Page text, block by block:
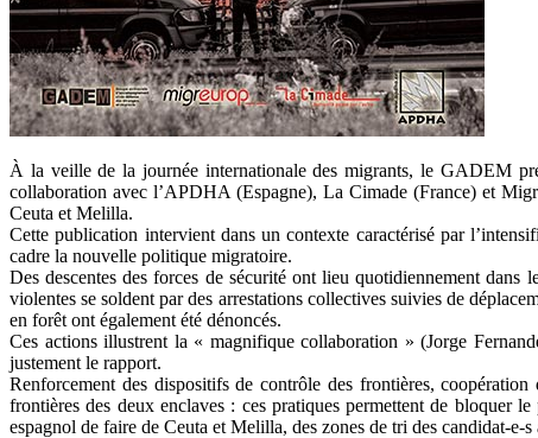
À la veille de la journée internationale des migrants, le GADEM
collaboration avec l’APDHA (Espagne), La Cimade (France) et
Ceuta et Melilla.
Cette publication intervient dans un contexte caractérisé par
cadre la nouvelle politique migratoire.
Des descentes des forces de sécurité ont lieu quotidiennement dans
violentes se soldent par des arrestations collectives suivies de
en forêt ont également été dénoncés.
Ces actions illustrent la « magnifique collaboration » (Jorge
justement le rapport.
Renforcement des dispositifs de contrôle des frontières,
frontières des deux enclaves : ces pratiques permettent de bloquer
espagnol de faire de Ceuta et Melilla, des zones de tri des candidat-e-